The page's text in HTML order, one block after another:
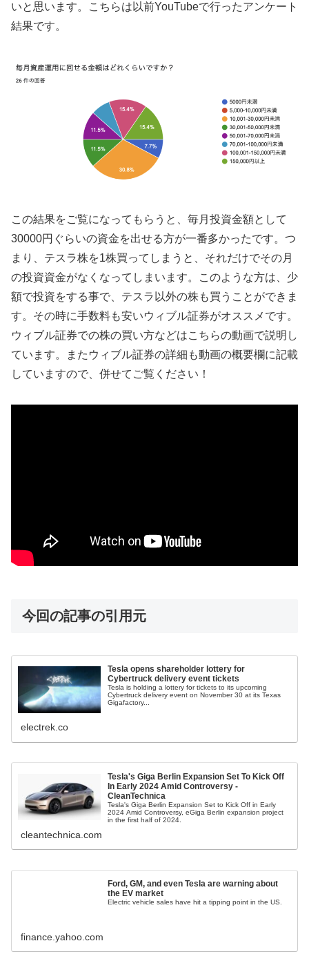
いと思います。こちらは以前YouTubeで行ったアンケート
結果です。
この結果をご覧になってもらうと、毎月投資金額として
30000円ぐらいの資金を出せる方が一番多かったです。つ
まり、テスラ株を1株買ってしまうと、それだけでその月
の投資資金がなくなってしまいます。このような方は、少
額で投資をする事で、テスラ以外の株も買うことができま
す。その時に手数料も安いウィブル証券がオススメです。
ウィブル証券での株の買い方などはこちらの動画で説明し
ています。またウィブル証券の詳細も動画の概要欄に記載
していますので、併せてご覧ください！
今回の記事の引用元
Tesla opens shareholder lottery for
Cybertruck delivery event tickets
Tesla is holding a lottery for tickets to its upcoming
Cybertruck delivery event on November 30 at its Texas
Gigafactory...
electrek.co
Tesla's Giga Berlin Expansion Set To Kick Off
In Early 2024 Amid Controversy -
CleanTechnica
Tesla's Giga Berlin Expansion Set to Kick Off in Early
2024 Amid Controversy, eGiga Berlin expansion project
in the first half of 2024.
cleantechnica.com
Ford, GM, and even Tesla are warning about
the EV market
Electric vehicle sales have hit a tipping point in the US.
finance.yahoo.com